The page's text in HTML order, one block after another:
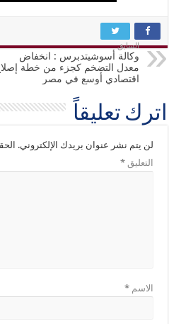
السابق
وكالة أسوشيتدبرس : انخفاض
معدل التضخم كجزء من خطة
اقتصادي أوسع في مصر
اترك تعليقاً
لن يتم نشر عنوان بريدك الإلكتروني.
التعليق*
الاسم*